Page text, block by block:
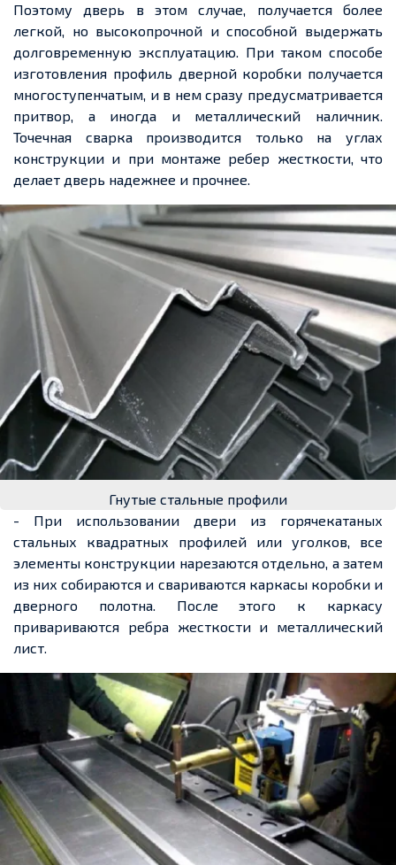
Поэтому дверь в этом случае, получается более
легкой, но высокопрочной и способной выдержать
долговременную эксплуатацию. При таком способе
изготовления профиль дверной коробки получается
многоступенчатым, и в нем сразу предусматривается
притвор, а иногда и металлический наличник.
Точечная сварка производится только на углах
конструкции и при монтаже ребер жесткости, что
делает дверь надежнее и прочнее.
Гнутые стальные профили
- При использовании двери из горячекатаных
стальных квадратных профилей или уголков, все
элементы конструкции нарезаются отдельно, а затем
из них собираются и свариваются каркасы коробки и
дверного полотна. После этого к каркасу
привариваются ребра жесткости и металлический
лист.